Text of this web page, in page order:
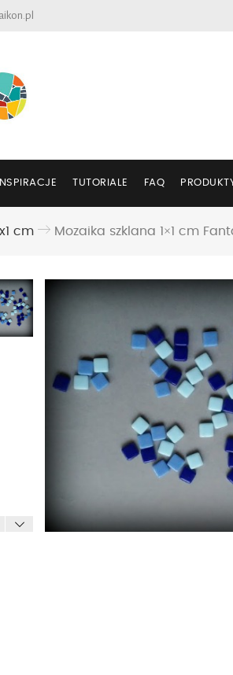
INSPIRACJE TUTORIALE FAQ
cm Mozaika szklana 1×1 cm